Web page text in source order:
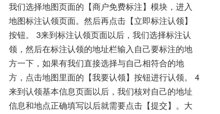
我们选择地图页面的【商户免费标注】模块，进入
地图标注认领页面。然后再点击【立即标注认领】
按钮。 3来到标注认领页面以后，我们选择标注认
领，然后在标注认领的地址栏输入自己要标注的地
方一下，如果有我们直接选择与自己相符合的地
方，点击地图里面的【我要认领】按钮进行认领。 4
来到认领基本信息页面以后，我们核对自己的地址
信息和地点正确填写以后就需要点击【提交】。大